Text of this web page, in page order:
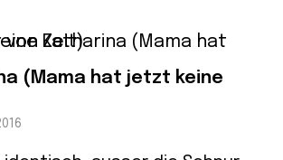
(Mama hat jetzt keine